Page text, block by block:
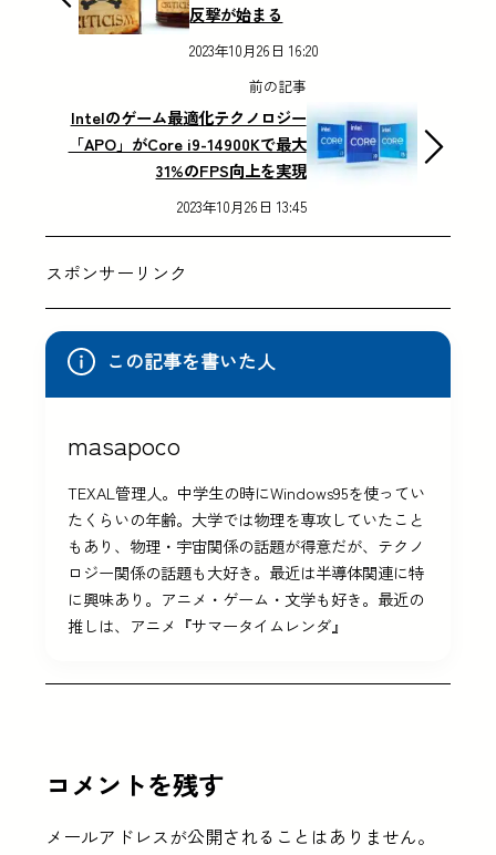
反撃が始まる
2023年10月26日 16:20
前の記事
Intelのゲーム最適化テクノロジー
「APO」がCore i9-14900Kで最大
31%のFPS向上を実現
2023年10月26日 13:45
スポンサーリンク
この記事を書いた人
masapoco
TEXAL管理人。中学生の時にWindows95を使ってい
たくらいの年齢。大学では物理を専攻していたこと
もあり、物理・宇宙関係の話題が得意だが、テクノ
ロジー関係の話題も大好き。最近は半導体関連に特
に興味あり。アニメ・ゲーム・文学も好き。最近の
推しは、アニメ『サマータイムレンダ』
コメントを残す
メールアドレスが公開されることはありません。